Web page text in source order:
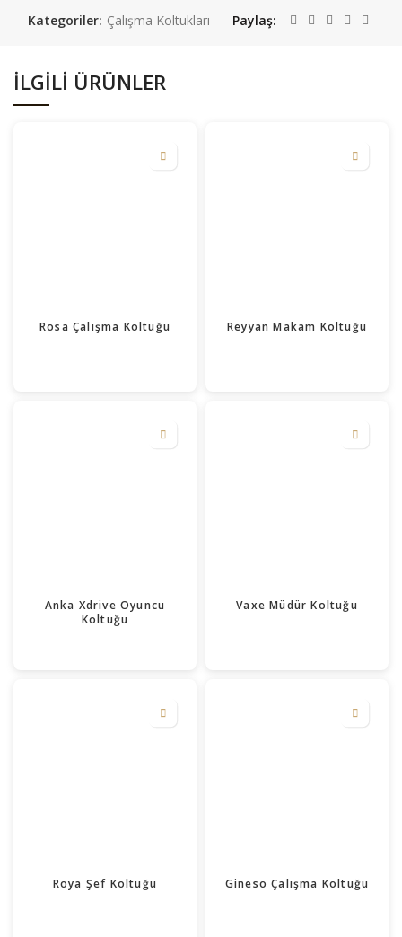
Kategoriler: Çalışma Koltukları Paylaş
İLGILI ÜRÜNLER
Rosa Çalışma Koltuğu Reyyan Makam Koltuğu
Anka Xdrive Oyuncu
Koltuğu
Vaxe Müdür Koltuğu
Roya Şef Koltuğu Gineso Çalışma Koltuğu